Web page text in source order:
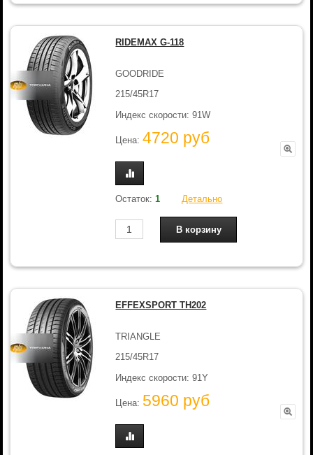
RIDEMAX G-118
GOODRIDE
215/45R17
Индекс скорости: 91W
Цена:4720 руб
Остаток: 1 Детально
EFFEXSPORT TH202
TRIANGLE
215/45R17
Индекс скорости: 91Y
Цена: 5960 руб